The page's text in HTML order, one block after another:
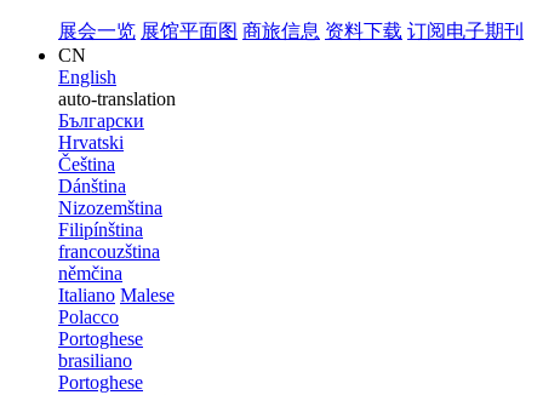
展会一览 展馆平面图 商旅信息 资料下载 订阅电子期刊
CN
English
auto-translation
Български
Hrvatski
Čeština
Dánština
Nizozemština
Filipínština
francouzština
němčina
Italiano Malese
Polacco
Portoghese
brasiliano
Portoghese